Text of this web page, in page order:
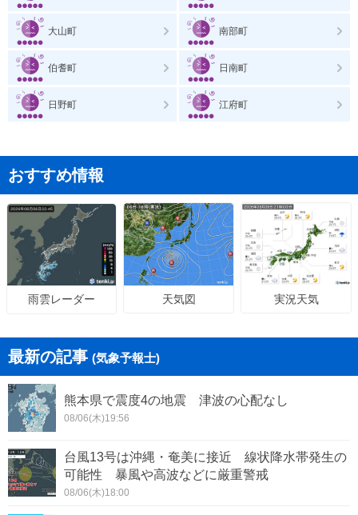
大山町 南部町
伯耆町 日南町
日野町 江府町
おすすめ情報
雨雲レーダー 天気図 実況天気
最新の記事 (気象予報士)
熊本県で震度4の地震 津波の心配なし
08/06(木)19:56
台風13号は沖縄・奄美に接近 線状降水帯発生の
可能性 暴風や高波などに厳重警戒
08/06(木)18:00